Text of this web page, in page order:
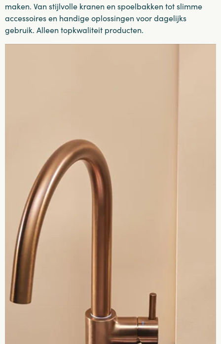
maken. Van stijlvolle kranen en spoelbakken tot slimme
accessoires en handige oplossingen voor dagelijks
gebruik. Alleen topkwaliteit producten.